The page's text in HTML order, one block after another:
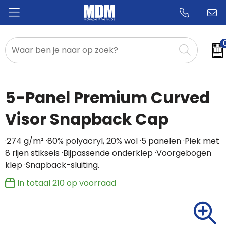
Relatiegeschenken
Promotietextiel
Sportkleding
5-Panel Premium Curved
Visor Snapback Cap
·274 g/m² ·80% polyacryl, 20% wol ·5 panelen ·Piek met
8 rijen stiksels ·Bijpassende onderklep ·Voorgebogen
klep ·Snapback-sluiting.
In totaal210 op voorraad